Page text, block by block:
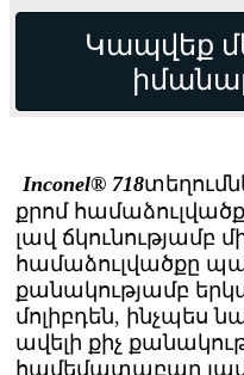
Կապվեք
Inconel® 718
քրոմ
լավ ճկունությամբ
համաձուլվածքը
քանակությամբ
մոլիբդեն, ինչպես
ավելի քիչ
համեմատաբար